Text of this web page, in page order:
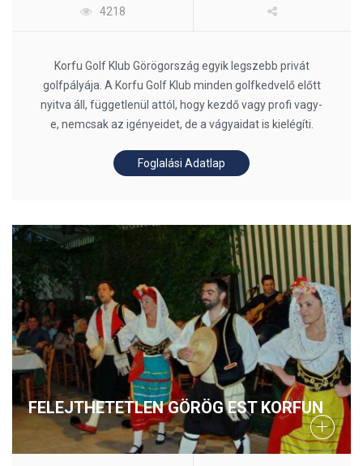
4218
Korfu Golf Klub Görögország egyik legszebb privát
golfpályája. A Korfu Golf Klub minden golfkedvelő előtt
nyitva áll, függetlenül attól, hogy kezdő vagy profi vagy-
e, nemcsak az igényeidet, de a vágyaidat is kielégíti.
Foglalási Adatlap
FELEJTHETETLEN GÖRÖG EST KORFUN